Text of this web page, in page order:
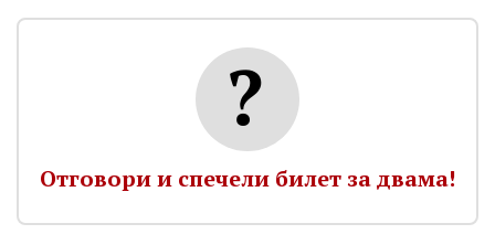
Отговори и спечели билет за двама!